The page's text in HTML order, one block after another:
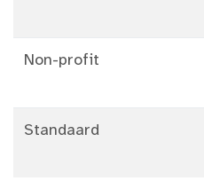
Non-profit
Standaard